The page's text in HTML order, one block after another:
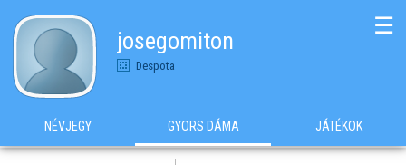
josegomiton
Despota
☰
NÉVJEGY GYORS DÁMA JÁTÉKOK